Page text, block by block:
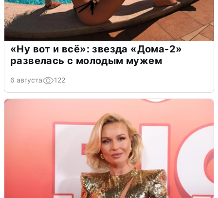
«Ну вот и всё»: звезда «Дома-2»
развелась с молодым мужем
6 августа 122